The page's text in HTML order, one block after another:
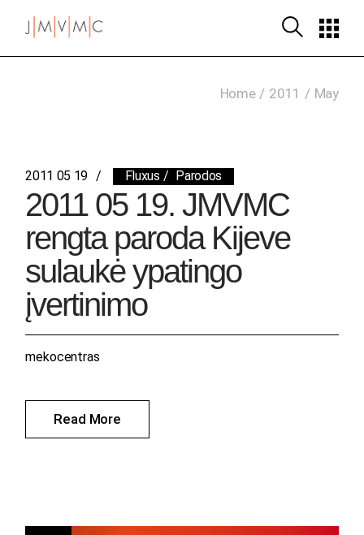
Home 2011 May
2011 05 19 Fluxus Parodos
2011 05 19. JMVMC
rengta paroda Kijeve
sulaukė ypatingo
įvertinimo
Read More
mekocentras